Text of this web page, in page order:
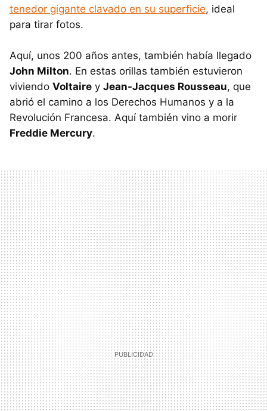
tenedor gigante clavado en su superficie, ideal
para tirar fotos.
Aquí, unos 200 años antes, también había llegado
John Milton. En estas orillas también estuvieron
viviendo Voltaire y Jean-Jacques Rousseau, que
abrió el camino a los Derechos Humanos y a la
Revolución Francesa. Aquí también vino a morir
Freddie Mercury.